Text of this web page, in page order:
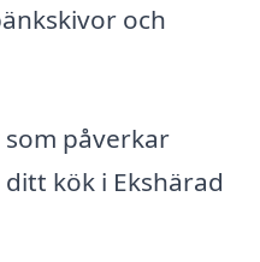
och
påverkar
kök i Ekshärad